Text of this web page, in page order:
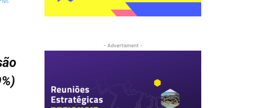
- Advertisment -